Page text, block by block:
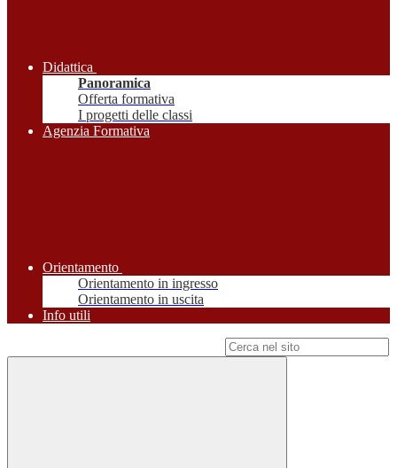
Didattica
Panoramica
Offerta formativa
I progetti delle classi
Agenzia Formativa
Orientamento
Orientamento in ingresso
Orientamento in uscita
Info utili